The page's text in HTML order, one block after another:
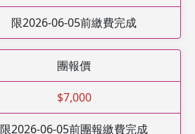
限2026-06-05前繳費完成
團報價
$7,000
限2026-06-05前團報繳費完成